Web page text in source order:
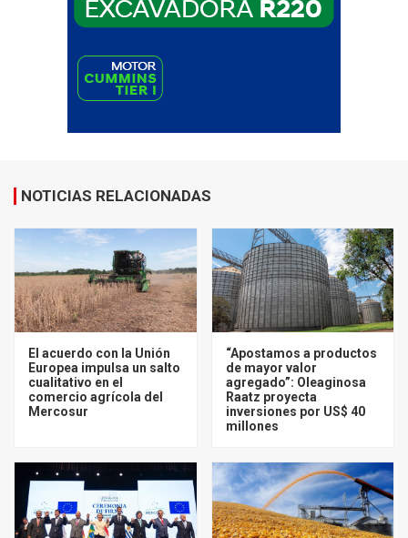
NOTICIAS RELACIONADAS
El acuerdo con la Unión
Europea impulsa un salto
cualitativo en el
comercio agrícola del
Mercosur
“Apostamos a productos
de mayor valor
agregado”: Oleaginosa
Raatz proyecta
inversiones por US$ 40
millones